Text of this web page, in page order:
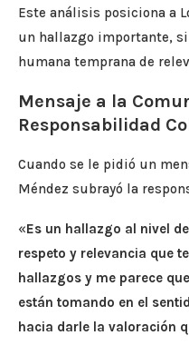
Este análisis posiciona a
un hallazgo importante,
humana temprana de
Mensaje a la
Responsabilidad
Cuando se le pidió un
Méndez subrayó la
«Es un hallazgo al nivel
respeto y relevancia que
hallazgos y me parece
están tomando en el
hacia darle la valoración